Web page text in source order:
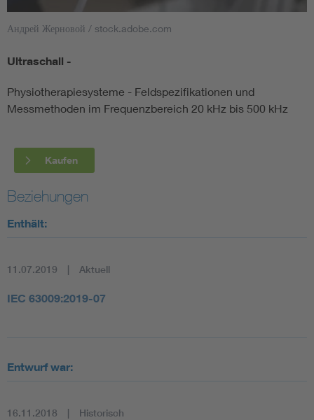
Smart Cities
DKE Fachinformationen im Kontext der Normung
Blitzschutz: DIN EN 62305 in der Übersicht
DIN VDE 0100 für sichere Elektroinstallationen
Elektrofachkraft (EFK)
Андрей Жерновой / stock.adobe.com
Ultraschall -
Physiotherapiesysteme - Feldspezifikationen und
Messmethoden im Frequenzbereich 20 kHz bis 500 kHz
Kaufen
Beziehungen
Enthält:
11.07.2019 Aktuell
IEC 63009:2019-07
Entwurf war:
16.11.2018 Historisch